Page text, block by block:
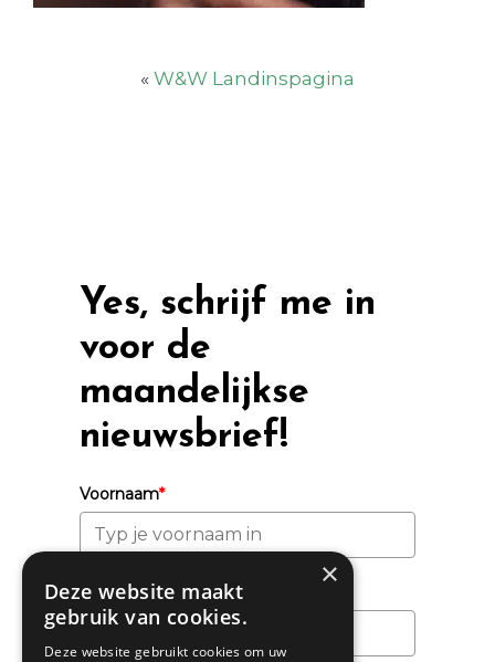
« W&W Landinspagina
Yes, schrijf me in
voor de
maandelijkse
nieuwsbrief!
Voornaam*
Achternaam
×
Deze website maakt
gebruik van cookies.
Deze website gebruikt cookies om uw